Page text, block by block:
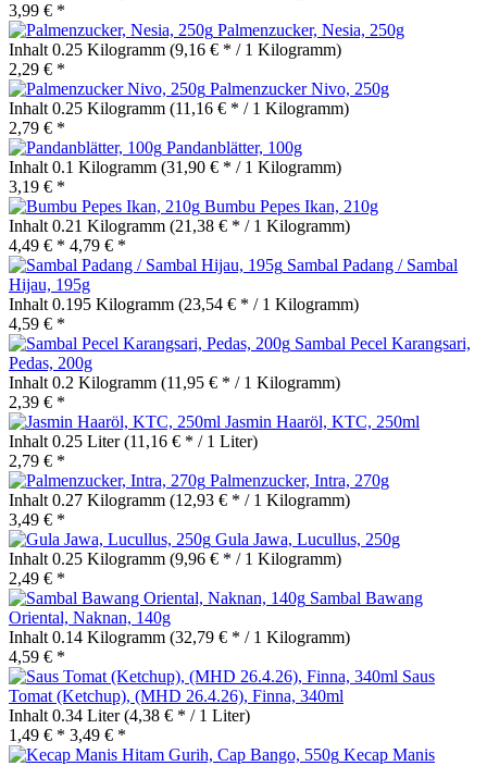
3,99 € *
Palmenzucker, Nesia, 250g
Inhalt 0.25 Kilogramm (9,16 € * / 1 Kilogramm)
2,29 € *
Palmenzucker Nivo, 250g
Inhalt 0.25 Kilogramm (11,16 € * / 1 Kilogramm)
2,79 € *
Pandanblätter, 100g
Inhalt 0.1 Kilogramm (31,90 € * / 1 Kilogramm)
3,19 € *
Bumbu Pepes Ikan, 210g
Inhalt 0.21 Kilogramm (21,38 € * / 1 Kilogramm)
4,49 € * 4,79 € *
Sambal Padang / Sambal
Hijau, 195g
Inhalt 0.195 Kilogramm (23,54 € * / 1 Kilogramm)
4,59 € *
Sambal Pecel Karangsari,
Pedas, 200g
Inhalt 0.2 Kilogramm (11,95 € * / 1 Kilogramm)
2,39 € *
Jasmin Haaröl, KTC, 250ml
Inhalt 0.25 Liter(11,16 € * / 1 Liter)
2,79 € *
Palmenzucker, Intra, 270g
Inhalt 0.27 Kilogramm (12,93 € * / 1 Kilogramm)
3,49 € *
Gula Jawa, Lucullus, 250g
Inhalt 0.25 Kilogramm (9,96 € * / 1 Kilogramm)
2,49 € *
Sambal Bawang
Oriental, Naknan, 140g
Inhalt 0.14 Kilogramm (32,79 € * / 1 Kilogramm)
4,59 € *
Saus
Tomat (Ketchup), (MHD 26.4.26), Finna, 340ml
Inhalt 0.34 Liter(4,38 € * / 1 Liter)
1,49 € * 3,49 € *
Kecap Manis